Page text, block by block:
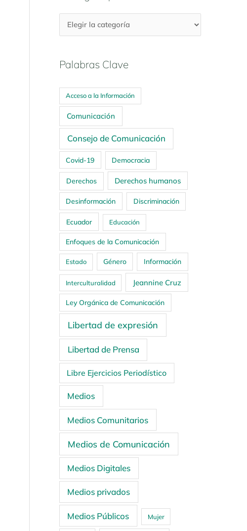
Palabras Clave
Acceso a la Información
Comunicación
Consejo de Comunicación
Covid-19 Democracia
Derechos Derechos humanos
Desinformación Discriminación
Ecuador Educación
Enfoques de la Comunicación
Estado Género Información
Interculturalidad Jeannine Cruz
Ley Orgánica de Comunicación
Libertad de expresión
Libertad de Prensa
Libre Ejercicios Periodístico
Medios
Medios Comunitarios
Medios de Comunicación
Medios Digitales
Medios privados
Medios Públicos Mujer